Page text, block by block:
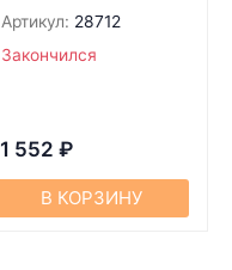
Артикул: 28712
Закончился
1 552 ₽
В КОРЗИНУ